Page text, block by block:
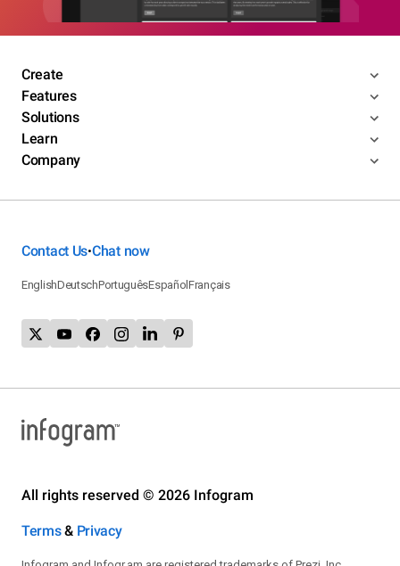
Create
Features
Solutions
Learn
Company
Contact Us•Chat now
EnglishDeutschPortuguêsEspañolFrançais
All rights reserved © 2026 Infogram
Terms& Privacy